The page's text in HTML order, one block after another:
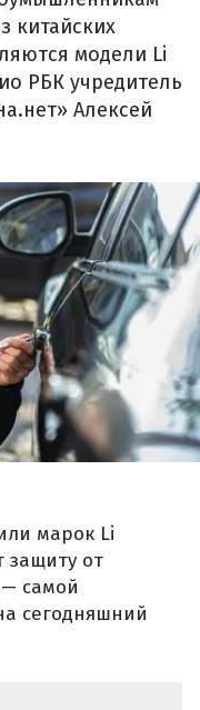
китайских
модели Li
РБК учредитель
Алексей
марок Li
защиту от
самой
сегодняшний